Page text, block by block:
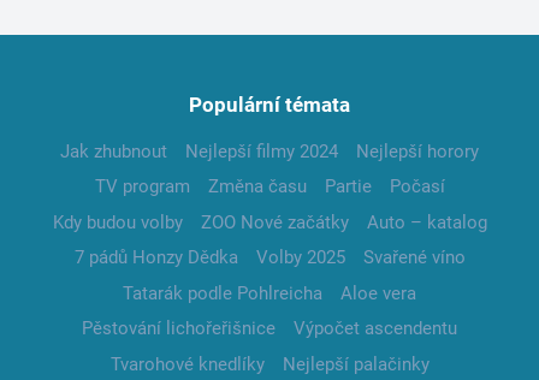
Populární témata
Jak zhubnout Nejlepší filmy 2024
Nejlepší horory
TV program
Změna času Partie
Počasí
Kdy budou volby
ZOO Nové začátky
Auto – katalog
7 pádů Honzy Dědka
Volby 2025
Svařené víno
Tatarák podle Pohlreicha
Aloe vera
Pěstování lichořeřišnice
Výpočet ascendentu
Tvarohové knedlíky
Nejlepší palačinky